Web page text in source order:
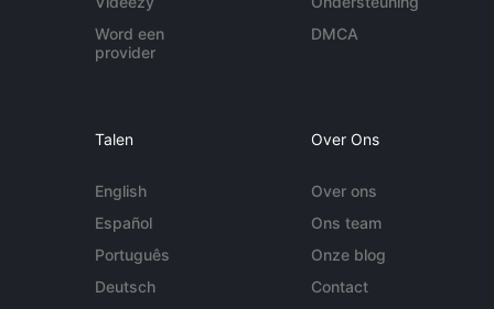
Word een
provider
DMCA
Talen
English
Español
Português
Deutsch
Over Ons
Over ons
Ons team
Onze blog
Contact